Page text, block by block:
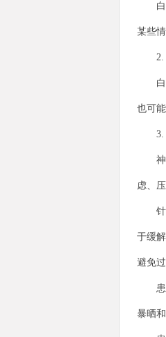
白癜
某些
2.
白癜
也可
3.
神经
虑、
针对
于缓
避免过
患者
暴晒